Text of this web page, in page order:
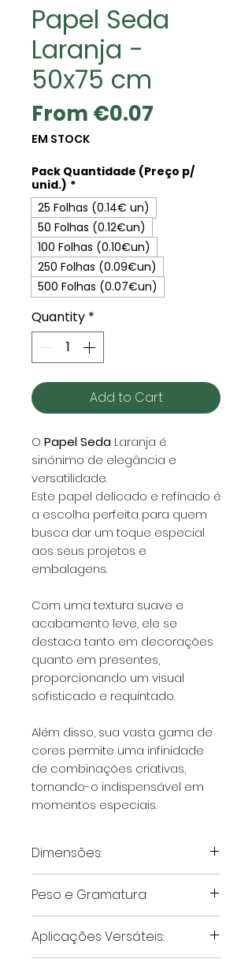
Papel Seda
Laranja -
50x75 cm
From €0.07
EM STOCK
Pack Quantidade (Preço p/
unid.) *
25 Folhas (0.14€ un)
50 Folhas (0.12€un)
100 Folhas (0.10€un)
250 Folhas (0.09€un)
500 Folhas (0.07€un)
Quantity *
Add to Cart
O Papel Seda Laranja é
sinónimo de elegância e
versatilidade.
Este papel delicado e refinado é
a escolha perfeita para quem
busca dar um toque especial
aos seus projetos e
embalagens.
Com uma textura suave e
acabamento leve, ele se
destaca tanto em decorações
quanto em presentes,
proporcionando um visual
sofisticado e requintado.
Além disso, sua vasta gama de
cores permite uma infinidade
de combinações criativas,
tornando-o indispensável em
momentos especiais.
Dimensões:
largura e 75 cm de
comprimento, oferecendo o
tamanho ideal para diversas
Peso e Gramatura:
este papel oferece uma
Aplicações Versáteis: